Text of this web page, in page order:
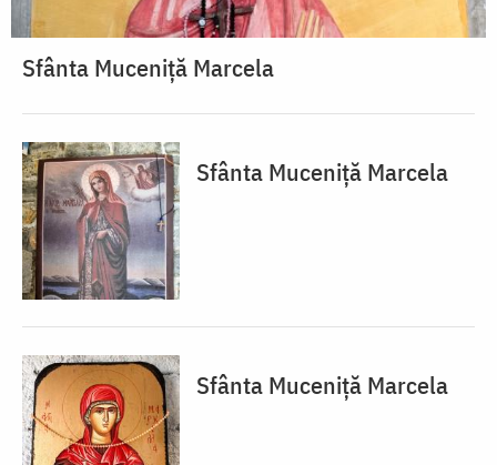
Sfânta Muceniță Marcela
Sfânta Muceniță Marcela
Sfânta Muceniță Marcela